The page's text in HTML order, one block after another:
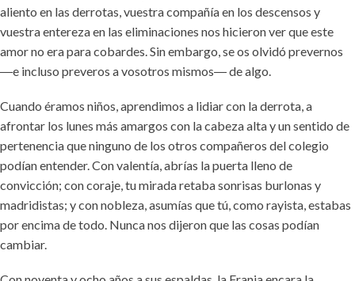
aliento en las derrotas, vuestra compañía en los descensos y
vuestra entereza en las eliminaciones nos hicieron ver que este
amor no era para cobardes. Sin embargo, se os olvidó prevernos
―e incluso preveros a vosotros mismos― de algo.
Cuando éramos niños, aprendimos a lidiar con la derrota, a
afrontar los lunes más amargos con la cabeza alta y un sentido de
pertenencia que ninguno de los otros compañeros del colegio
podían entender. Con valentía, abrías la puerta lleno de
convicción; con coraje, tu mirada retaba sonrisas burlonas y
madridistas; y con nobleza, asumías que tú, como rayista, estabas
por encima de todo. Nunca nos dijeron que las cosas podían
cambiar.